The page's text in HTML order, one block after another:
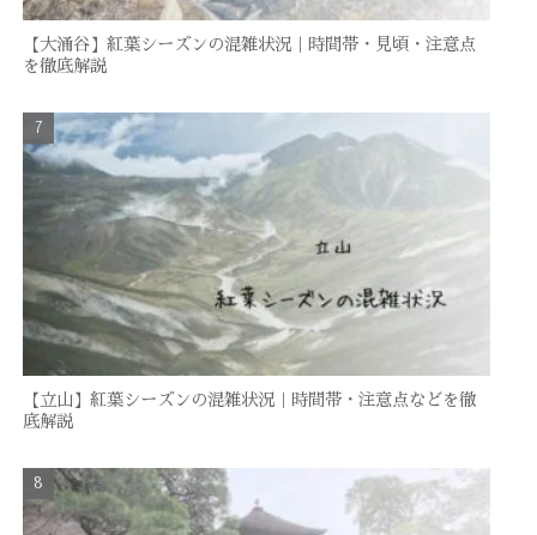
【大涌谷】紅葉シーズンの混雑状況｜時間帯・見頃・注意点
を徹底解説
【立山】紅葉シーズンの混雑状況｜時間帯・注意点などを徹
底解説